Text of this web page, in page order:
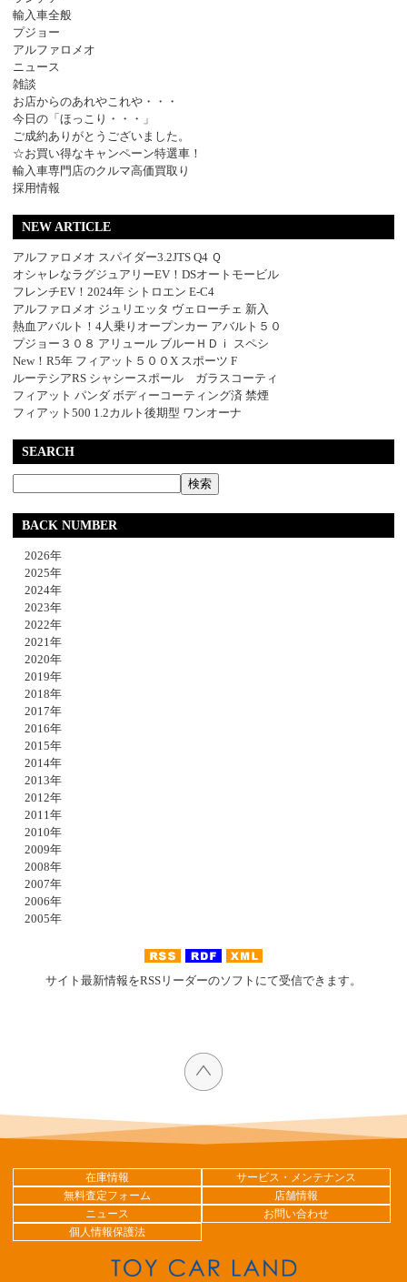
輸入車全般
プジョー
アルファロメオ
ニュース
雑談
お店からのあれやこれや・・・
今日の「ほっこり・・・」
ご成約ありがとうございました。
☆お買い得なキャンペーン特選車！
輸入車専門店のクルマ高価買取り
採用情報
NEW ARTICLE
アルファロメオ スパイダー3.2JTS Q4 Ｑ
オシャレなラグジュアリーEV！DSオートモービル
フレンチEV！2024年 シトロエン E-C4
アルファロメオ ジュリエッタ ヴェローチェ 新入
熱血アバルト！4人乗りオープンカー アバルト５０
プジョー３０８ アリュール ブルーＨＤｉ スペシ
New！R5年 フィアット５００X スポーツ F
ルーテシアRS シャシースポール ガラスコーティ
フィアット パンダ ボディーコーティング済 禁煙
フィアット500 1.2カルト後期型 ワンオーナ
SEARCH
BACK NUMBER
2026年
2025年
2024年
2023年
2022年
2021年
2020年
2019年
2018年
2017年
2016年
2015年
2014年
2013年
2012年
2011年
2010年
2009年
2008年
2007年
2006年
2005年
サイト最新情報をRSSリーダーのソフトにて受信できます。
在庫情報
サービス・メンテナンス
無料査定フォーム
店舗情報
ニュース
お問い合わせ
個人情報保護法